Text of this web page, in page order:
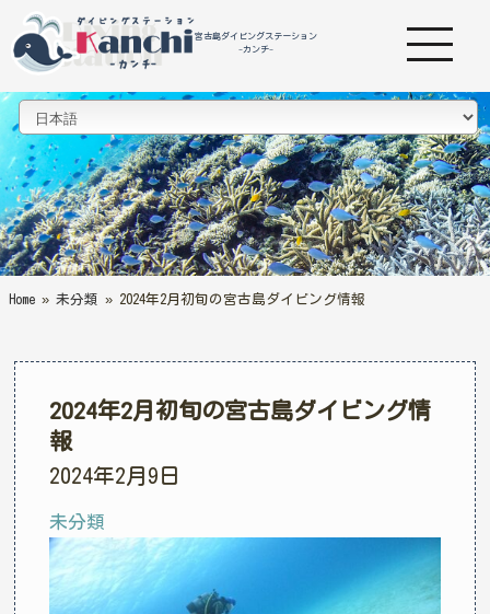
宮古島ダイビングステーション
-カンチ-
Home » 未分類 » 2024年2月初旬の宮古島ダイビング情報
2024年2月初旬の宮古島ダイビング情
報
2024年2月9日
未分類